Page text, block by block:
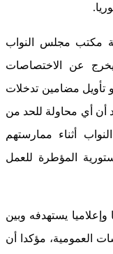
مكتب مجلس النواب
عن الاختصاصات
تأويل مضامين تدخلات
أن أي محاولة للحد من
أثناء ممارستهم
المؤطرة للعمل
يستهدفه وبين
العمومية، مؤكدا أن